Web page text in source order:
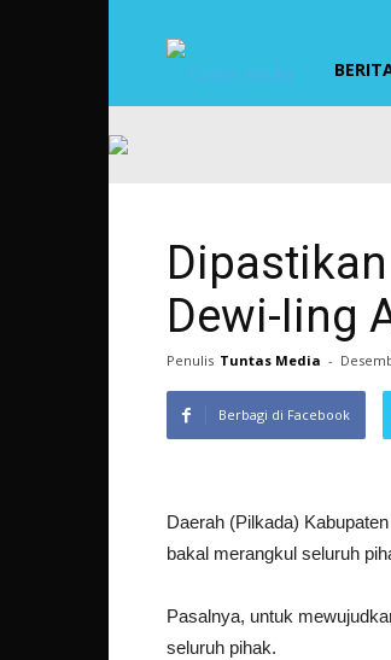
TUNTAS
Dewi-Iing
Penulis Tuntas Media -
Berbagi di Facebook
Daerah (Pilkada)
bakal merangkul seluruh
Pasalnya, untuk
seluruh pihak.